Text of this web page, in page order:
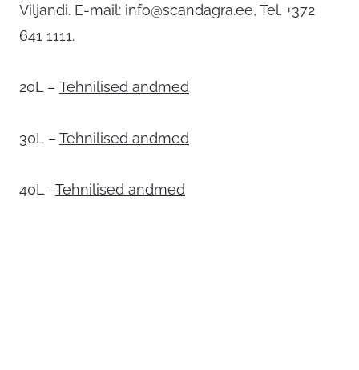
Viljandi. E-mail: info@scandagra.ee, Tel. +372
641 1111.
20L – Tehnilised andmed
30L – Tehnilised andmed
40L –Tehnilised andmed